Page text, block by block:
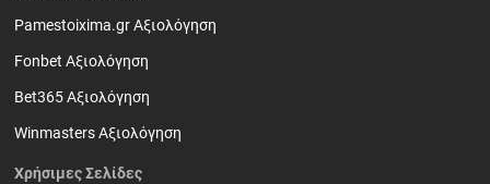
Pamestoixima.gr Αξιολόγηση
Fonbet Αξιολόγηση
Bet365 Αξιολόγηση
Winmasters Αξιολόγηση
Χρήσιμες Σελίδες